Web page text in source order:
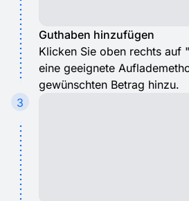
Guthaben hinzufügen
Klicken Sie oben rechts auf
eine geeignete
gewünschten Betrag hinzu.
3